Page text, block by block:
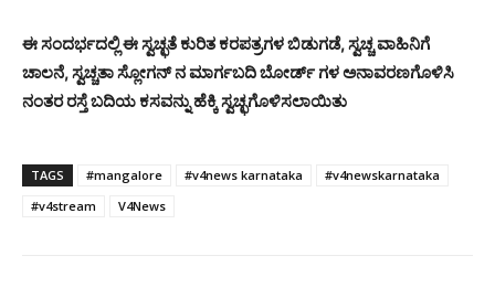
ಈ ಸಂದರ್ಭದಲ್ಲಿ ಈ‌ ಸ್ವಚ್ಛತೆ ಕುರಿತ ಕರಪತ್ರಗಳ ಬಿಡುಗಡೆ, ಸ್ವಚ್ಚ ವಾಹಿನಿಗೆ
ಚಾಲನೆ, ಸ್ವಚ್ಚತಾ ಸ್ಲೋಗನ್ ನ ಮಾರ್ಗಬದಿ ಬೋರ್ಡ್ ಗಳ ಅನಾವರಣಗೊಳಿಸಿ
ನಂತರ ರಸ್ತೆ ಬದಿಯ ಕಸವನ್ನು ಹೆಕ್ಕಿ ಸ್ವಚ್ಛಗೊಳಿಸಲಾಯಿತು
TAGS #mangalore #v4news karnataka
#v4newskarnataka
#v4stream
V4News